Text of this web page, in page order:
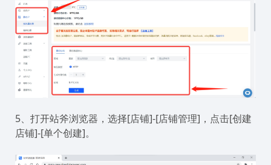
5、打开站斧浏览器，选择[店铺]-[店铺管理]，点击[创建
店铺]-[单个创建]。